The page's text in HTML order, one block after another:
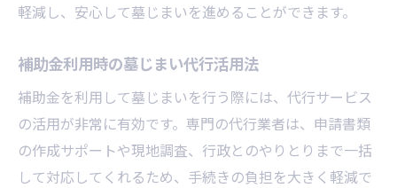
軽減し、安心して墓じまいを進めることができます。
補助金利用時の墓じまい代行活用法
補助金を利用して墓じまいを行う際には、代行サービス
の活用が非常に有効です。専門の代行業者は、申請書類
の作成サポートや現地調査、行政とのやりとりまで一括
して対応してくれるため、手続きの負担を大きく軽減で